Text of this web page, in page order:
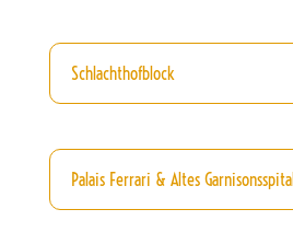
Schlachthofblock
Palais Ferrari & Altes Garnisonsspital